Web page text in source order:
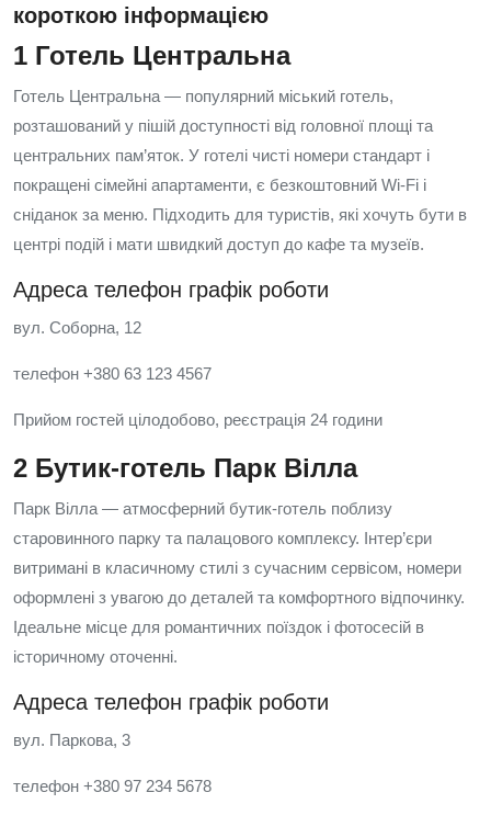
короткою інформацією
1 Готель Центральна
Готель Центральна — популярний міський готель,
розташований у пішій доступності від головної площі та
центральних пам’яток. У готелі чисті номери стандарт і
покращені сімейні апартаменти, є безкоштовний Wi-Fi і
сніданок за меню. Підходить для туристів, які хочуть бути в
центрі подій і мати швидкий доступ до кафе та музеїв.
Адреса телефон графік роботи
вул. Соборна, 12
телефон +380 63 123 4567
Прийом гостей цілодобово, реєстрація 24 години
2 Бутик-готель Парк Вілла
Парк Вілла — атмосферний бутик-готель поблизу
старовинного парку та палацового комплексу. Інтер’єри
витримані в класичному стилі з сучасним сервісом, номери
оформлені з увагою до деталей та комфортного відпочинку.
Ідеальне місце для романтичних поїздок і фотосесій в
історичному оточенні.
Адреса телефон графік роботи
вул. Паркова, 3
телефон +380 97 234 5678